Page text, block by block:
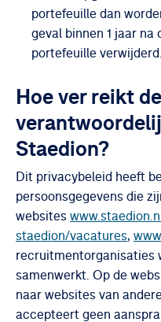
portefeuille dan
geval binnen 1 jaar
portefeuille verwijderd.
Hoe ver reikt de
Staedion?
Dit privacybeleid heeft
persoonsgegevens die
websites
staedion/vacatures,
recruitmentorganisaties
samenwerkt. Op de
naar websites van
accepteert geen